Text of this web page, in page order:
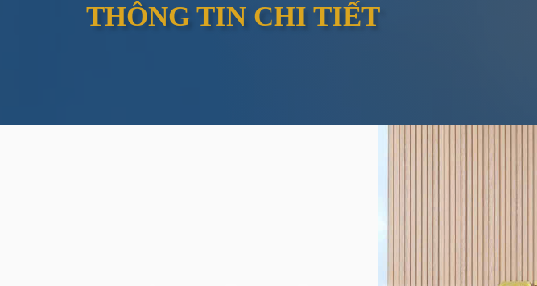
THÔNG TIN CHI TIẾT